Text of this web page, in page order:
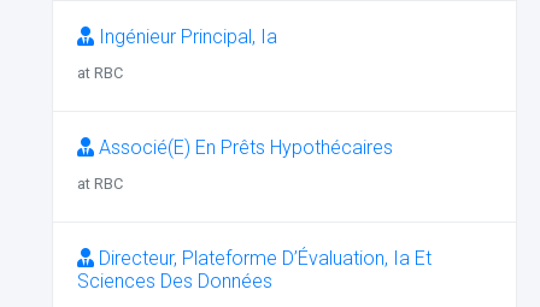
Ingénieur Principal, Ia
at RBC
Associé(E) En Prêts Hypothécaires
at RBC
Directeur, Plateforme D’Évaluation, Ia Et
Sciences Des Données